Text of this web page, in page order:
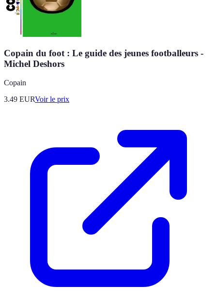
Copain du foot : Le guide des jeunes footballeurs -
Michel Deshors
Copain
3.49 EURVoir le prix